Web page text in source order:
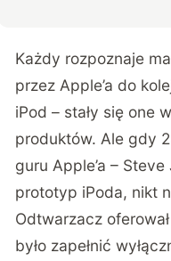
Każdy rozpoznaje
przez Apple’a do
iPod – stały się one
produktów. Ale gdy
guru Apple’a –
prototyp iPoda, nikt
Odtwarzacz
było zapełnić